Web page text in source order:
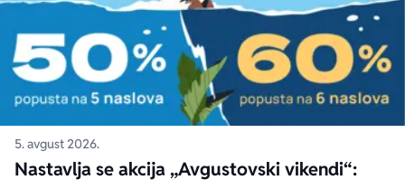
5. avgust 2026.
Nastavlja se akcija „Avgustovski vikendi“: